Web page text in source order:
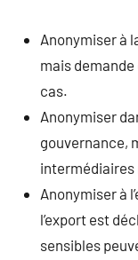
Anonymiser à
mais
cas.
Anonymiser
gouvernance,
intermédiaires
Anonymiser à
l’export est
sensibles